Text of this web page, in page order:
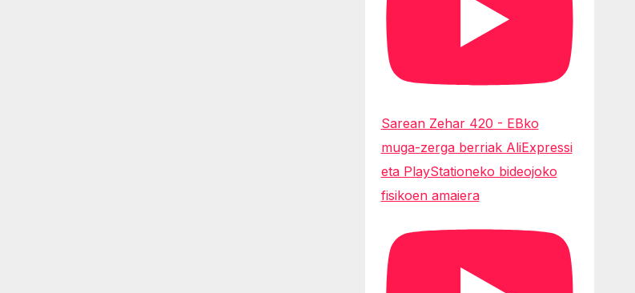
Sarean Zehar 420 - EBko
muga-zerga berriak AliExpressi
eta PlayStationeko bideojoko
fisikoen amaiera